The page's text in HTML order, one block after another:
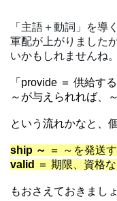
「 主語＋動詞」を導
軍配が上がりました
いかもしれませんね。
「provide ＝ 供給す
～が与えられれば、
という流れかなと、
ship ～ ＝ ～を発送
valid
＝ 期限、資格
もおさえておきましょ